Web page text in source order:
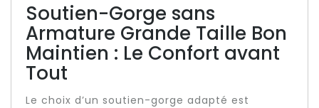
Soutien-Gorge sans
Armature Grande Taille Bon
Maintien : Le Confort avant
Tout
Le choix d’un soutien-gorge adapté est